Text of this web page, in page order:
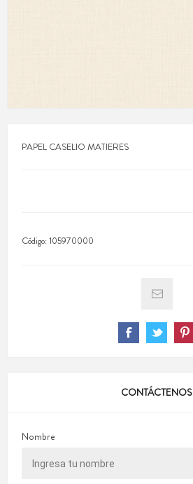
PAPEL CASELIO MATIERES
Código:105970000
CONTÁCTENOS
Nombre